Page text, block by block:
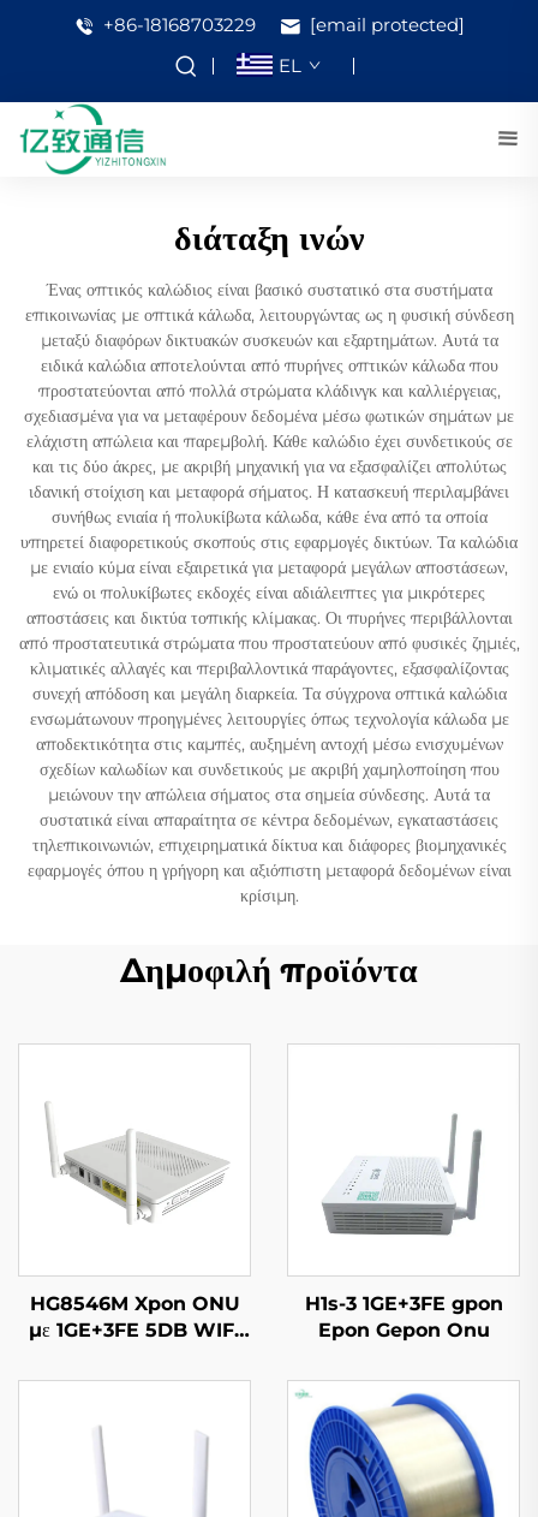
+86-18168703229
[email protected]
EL
διάταξη ινών
Ένας οπτικός καλώδιος είναι βασικό συστατικό στα συστήματα
επικοινωνίας με οπτικά κάλωδα, λειτουργώντας ως η φυσική σύνδεση
μεταξύ διαφόρων δικτυακών συσκευών και εξαρτημάτων. Αυτά τα
ειδικά καλώδια αποτελούνται από πυρήνες οπτικών κάλωδα που
προστατεύονται από πολλά στρώματα κλάδινγκ και καλλιέργειας,
σχεδιασμένα για να μεταφέρουν δεδομένα μέσω φωτικών σημάτων με
ελάχιστη απώλεια και παρεμβολή. Κάθε καλώδιο έχει συνδετικούς σε
και τις δύο άκρες, με ακριβή μηχανική για να εξασφαλίζει απολύτως
ιδανική στοίχιση και μεταφορά σήματος. Η κατασκευή περιλαμβάνει
συνήθως ενιαία ή πολυκίβωτα κάλωδα, κάθε ένα από τα οποία
υπηρετεί διαφορετικούς σκοπούς στις εφαρμογές δικτύων. Τα καλώδια
με ενιαίο κύμα είναι εξαιρετικά για μεταφορά μεγάλων αποστάσεων,
ενώ οι πολυκίβωτες εκδοχές είναι αδιάλειπτες για μικρότερες
αποστάσεις και δικτύα τοπικής κλίμακας. Οι πυρήνες περιβάλλονται
από προστατευτικά στρώματα που προστατεύουν από φυσικές ζημιές,
κλιματικές αλλαγές και περιβαλλοντικά παράγοντες, εξασφαλίζοντας
συνεχή απόδοση και μεγάλη διαρκεία. Τα σύγχρονα οπτικά καλώδια
ενσωμάτωνουν προηγμένες λειτουργίες όπως τεχνολογία κάλωδα με
αποδεκτικότητα στις καμπές, αυξημένη αντοχή μέσω ενισχυμένων
σχεδίων καλωδίων και συνδετικούς με ακριβή χαμηλοποίηση που
μειώνουν την απώλεια σήματος στα σημεία σύνδεσης. Αυτά τα
συστατικά είναι απαραίτητα σε κέντρα δεδομένων, εγκαταστάσεις
τηλεπικοινωνιών, επιχειρηματικά δίκτυα και διάφορες βιομηχανικές
εφαρμογές όπου η γρήγορη και αξιόπιστη μεταφορά δεδομένων είναι
κρίσιμη.
Δημοφιλή προϊόντα
HG8546M Xpon ONU
με 1GE+3FE 5DB WIFI
H1s-3 1GE+3FE gpon
Epon Gepon Onu